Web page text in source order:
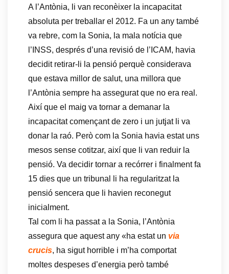
A l’Antònia, li van reconèixer la incapacitat
absoluta per treballar el 2012. Fa un any també
va rebre, com la Sonia, la mala notícia que
l’INSS, després d’una revisió de l’ICAM, havia
decidit retirar-li la pensió perquè considerava
que estava millor de salut, una millora que
l’Antònia sempre ha assegurat que no era real.
Així que el maig va tornar a demanar la
incapacitat començant de zero i un jutjat li va
donar la raó. Però com la Sonia havia estat uns
mesos sense cotitzar, així que li van reduir la
pensió. Va decidir tornar a recórrer i finalment fa
15 dies que un tribunal li ha regularitzat la
pensió sencera que li havien reconegut
inicialment.
Tal com li ha passat a la Sonia, l’Antònia
assegura que aquest any «ha estat un via
crucis, ha sigut horrible i m’ha comportat
moltes despeses d’energia però també